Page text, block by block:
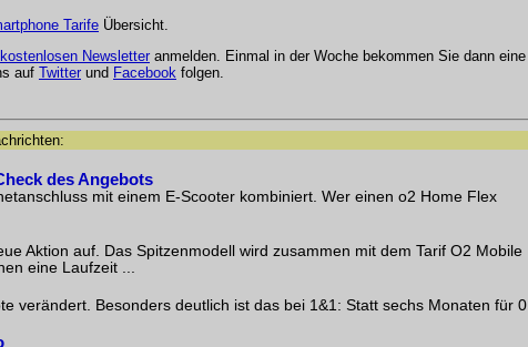
Tarife Übersicht.
kostenlosen Newsletter anmelden. Einmal in der Woche bekommen Sie dann eine
auf Twitter und Facebook folgen.
des Angebots
mit einem E-Scooter kombiniert. Wer einen o2 Home Flex
Aktion auf. Das Spitzenmodell wird zusammen mit dem Tarif O2 Mobile
eine Laufzeit ...
verändert. Besonders deutlich ist das bei 1&1: Statt sechs Monaten für 0